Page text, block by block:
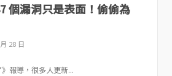
個漏洞只是表面！偷偷為
28 日
報導，很多人更新...